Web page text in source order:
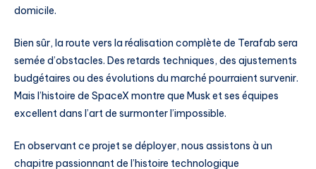
domicile.
Bien sûr, la route vers la réalisation complète de Terafab sera
semée d’obstacles. Des retards techniques, des ajustements
budgétaires ou des évolutions du marché pourraient survenir.
Mais l’histoire de SpaceX montre que Musk et ses équipes
excellent dans l’art de surmonter l’impossible.
En observant ce projet se déployer, nous assistons à un
chapitre passionnant de l’histoire technologique